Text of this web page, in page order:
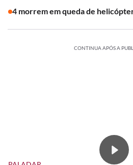
4 morrem em queda de
CONTINUA APÓS A